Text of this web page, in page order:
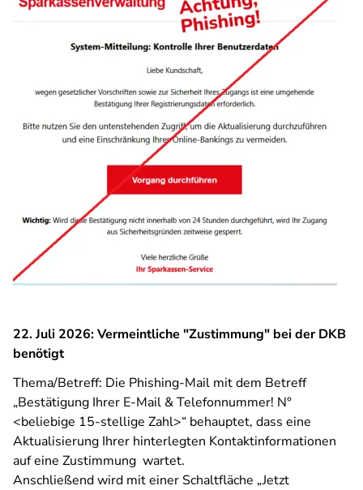
22. Juli 2026: Vermeintliche "Zustimmung" bei der DKB
benötigt
Thema/Betreff: Die Phishing-Mail mit dem Betreff
„Bestätigung Ihrer E-Mail & Telefonnummer! N°
<beliebige 15-stellige Zahl>“ behauptet, dass eine
Aktualisierung Ihrer hinterlegten Kontaktinformationen
auf eine Zustimmung wartet.
Anschließend wird mit einer Schaltfläche „Jetzt